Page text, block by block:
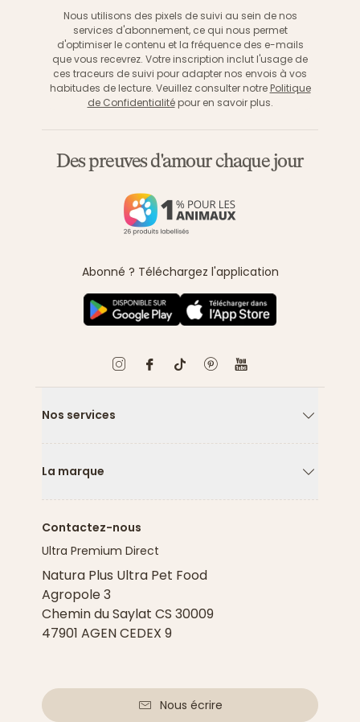
Nous utilisons des pixels de suivi au sein de nos
services d'abonnement, ce qui nous permet
d'optimiser le contenu et la fréquence des e-mails
que vous recevrez. Votre inscription inclut l'usage de
ces traceurs de suivi pour adapter nos envois à vos
habitudes de lecture. Veuillez consulter notre Politique
de Confidentialitépour en savoir plus.
Des preuves d'amour chaque jour
Abonné ? Téléchargez l'application
Nos services
La marque
Contactez-nous
Ultra Premium Direct
Natura Plus Ultra Pet Food
Agropole 3
Chemin du Saylat CS 30009
47901 AGEN CEDEX 9
Nous écrire